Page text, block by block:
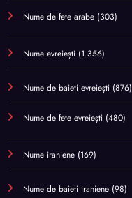
Nume de fete arabe (303)
Nume evreiești (1.356)
Nume de baieti evreiești (876)
Nume de fete evreiești (480)
Nume iraniene (169)
Nume de baieti iraniene (98)